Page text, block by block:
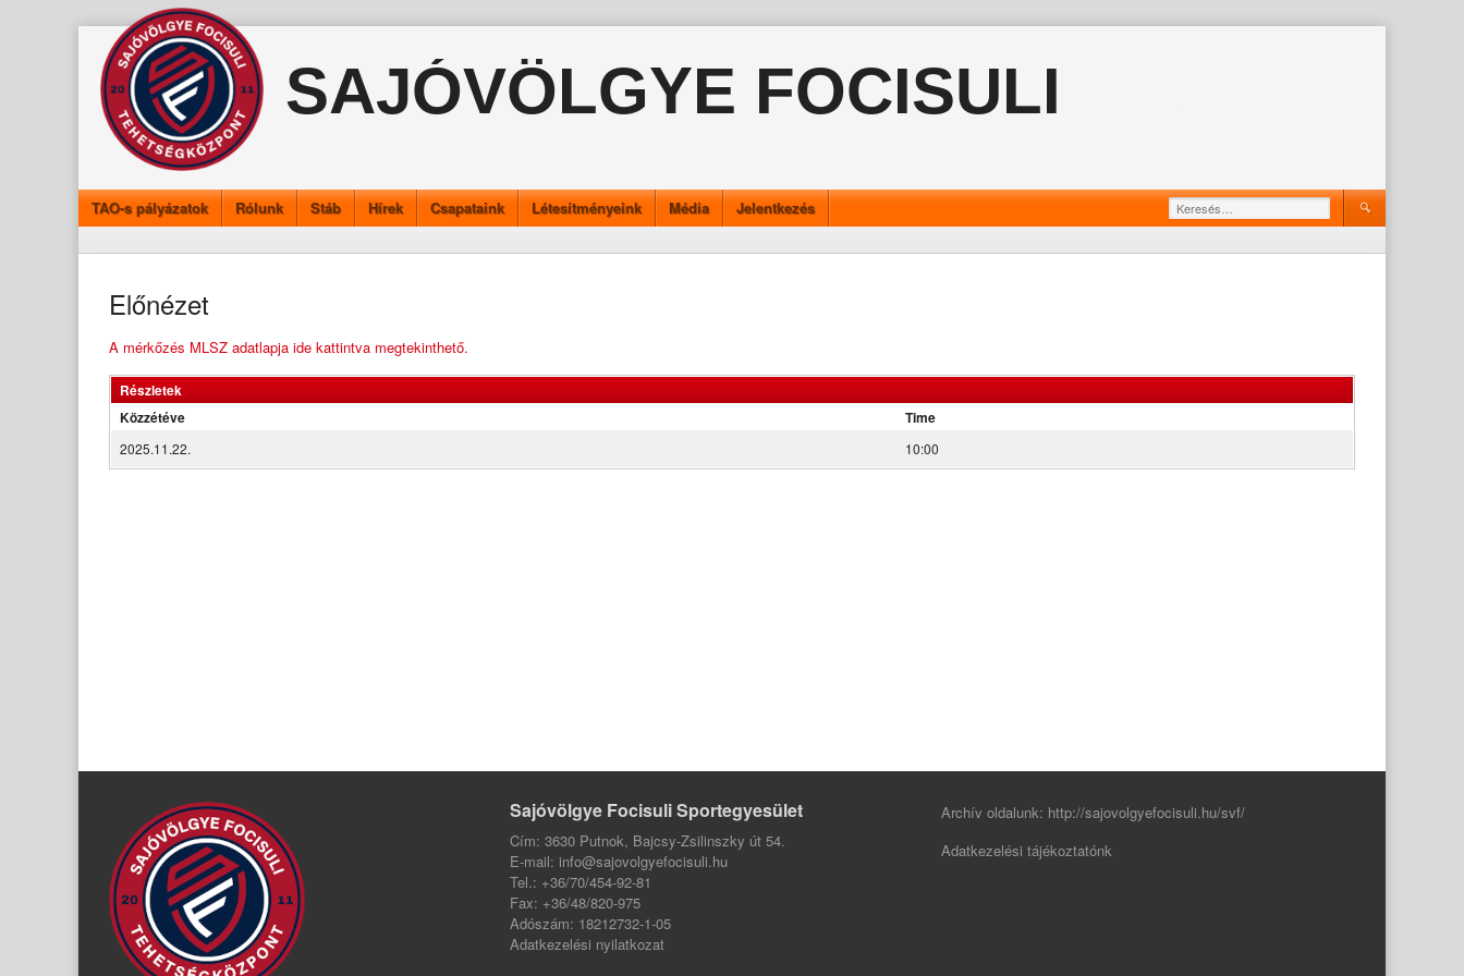
content
SAJÓVÖLGYE FOCISULI
TAO-s pályázatok Rólunk Stáb Hírek Csapataink Létesítményeink Média Jelentkezés Keresés:
Előnézet
A mérkőzés MLSZ adatlapja ide kattintva megtekinthető.
Részletek
Közzétéve
Time
2025.11.22. 10:00
Sajóvölgye Focisuli Sportegyesület
Cím: 3630 Putnok, Bajcsy-Zsilinszky út 54.
E-mail: info@sajovolgyefocisuli.hu
Tel.: +36/70/454-92-81
Fax: +36/48/820-975
Adószám: 18212732-1-05
Adatkezelési nyilatkozat
Archív oldalunk: http://sajovolgyefocisuli.hu/svf/
Adatkezelési tájékoztatónk